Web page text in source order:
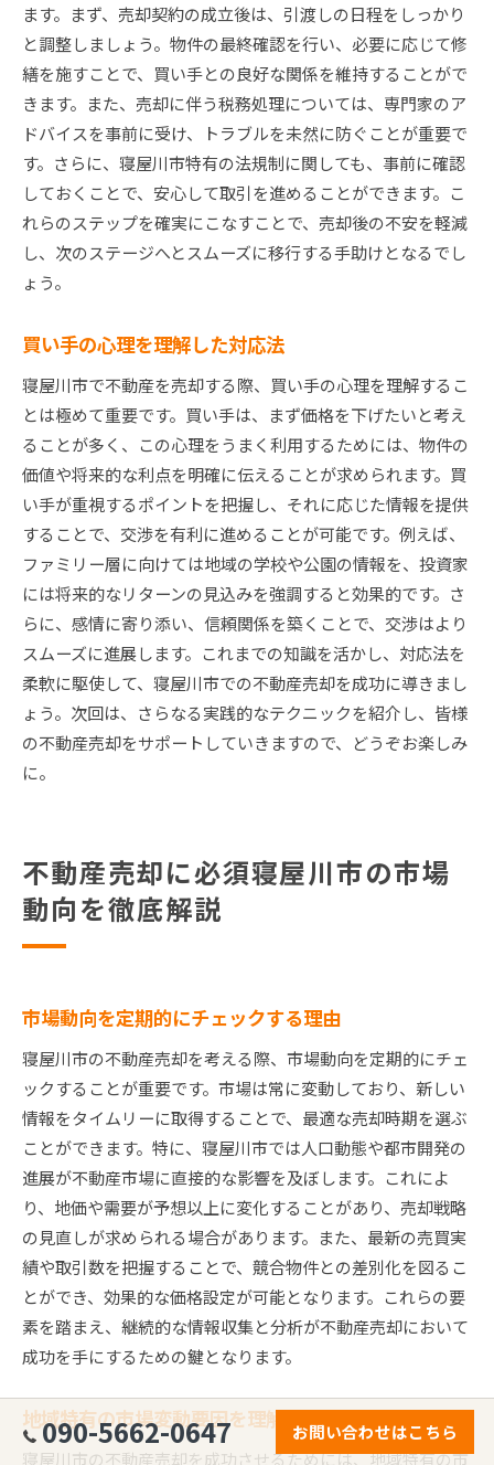
ます。まず、売却契約の成立後は、引渡しの日程をしっかり
と調整しましょう。物件の最終確認を行い、必要に応じて修
繕を施すことで、買い手との良好な関係を維持することがで
きます。また、売却に伴う税務処理については、専門家のア
ドバイスを事前に受け、トラブルを未然に防ぐことが重要で
す。さらに、寝屋川市特有の法規制に関しても、事前に確認
しておくことで、安心して取引を進めることができます。こ
れらのステップを確実にこなすことで、売却後の不安を軽減
し、次のステージへとスムーズに移行する手助けとなるでし
ょう。
買い手の心理を理解した対応法
寝屋川市で不動産を売却する際、買い手の心理を理解するこ
とは極めて重要です。買い手は、まず価格を下げたいと考え
ることが多く、この心理をうまく利用するためには、物件の
価値や将来的な利点を明確に伝えることが求められます。買
い手が重視するポイントを把握し、それに応じた情報を提供
することで、交渉を有利に進めることが可能です。例えば、
ファミリー層に向けては地域の学校や公園の情報を、投資家
には将来的なリターンの見込みを強調すると効果的です。さ
らに、感情に寄り添い、信頼関係を築くことで、交渉はより
スムーズに進展します。これまでの知識を活かし、対応法を
柔軟に駆使して、寝屋川市での不動産売却を成功に導きまし
ょう。次回は、さらなる実践的なテクニックを紹介し、皆様
の不動産売却をサポートしていきますので、どうぞお楽しみ
に。
不動産売却に必須寝屋川市の市場
動向を徹底解説
市場動向を定期的にチェックする理由
寝屋川市の不動産売却を考える際、市場動向を定期的にチェ
ックすることが重要です。市場は常に変動しており、新しい
情報をタイムリーに取得することで、最適な売却時期を選ぶ
ことができます。特に、寝屋川市では人口動態や都市開発の
進展が不動産市場に直接的な影響を及ぼします。これによ
り、地価や需要が予想以上に変化することがあり、売却戦略
の見直しが求められる場合があります。また、最新の売買実
績や取引数を把握することで、競合物件との差別化を図るこ
とができ、効果的な価格設定が可能となります。これらの要
素を踏まえ、継続的な情報収集と分析が不動産売却において
成功を手にするための鍵となります。
地域特有の市場変動要因を理解する
寝屋川市の不動産売却を成功させるためには、地域特有の市
090-5662-0647 お問い合わせはこちら